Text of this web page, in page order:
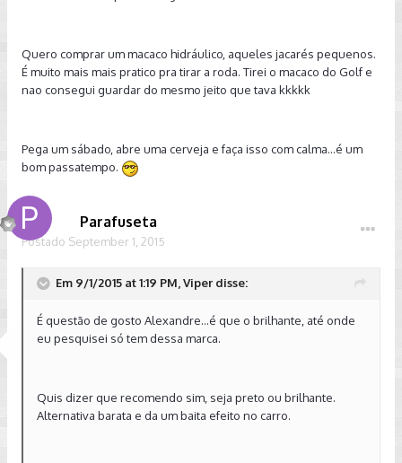
Quero comprar um macaco hidráulico, aqueles jacarés pequenos.
É muito mais mais pratico pra tirar a roda. Tirei o macaco do Golf e
nao consegui guardar do mesmo jeito que tava kkkkk
Pega um sábado, abre uma cerveja e faça isso com calma...é um
bom passatempo.
Parafuseta
Postado September 1, 2015
Em 9/1/2015 at 1:19 PM, Viper disse:
É questão de gosto Alexandre...é que o brilhante, até onde
eu pesquisei só tem dessa marca.
Quis dizer que recomendo sim, seja preto ou brilhante.
Alternativa barata e da um baita efeito no carro.